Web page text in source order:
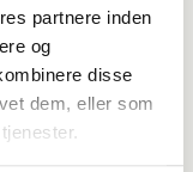
partnere inden
og
disse
dem, eller som